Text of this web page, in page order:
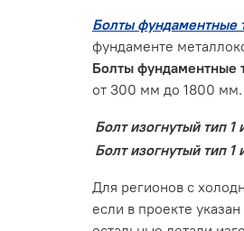
Болты фундаментные
фундаменте
Болты фундаментные
от 300 мм до 1800 мм.
Болт изогнутый тип 1
Болт изогнутый тип 1
Для регионов с
если в проекте